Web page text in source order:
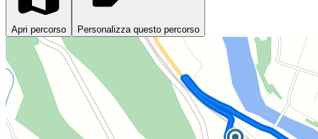
Apri percorso Personalizza questo percorso